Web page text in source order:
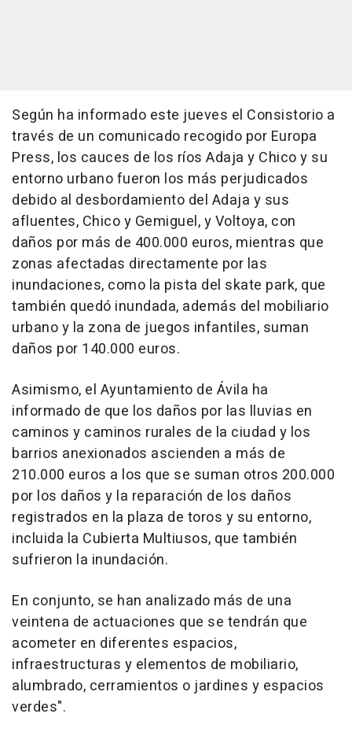
Según ha informado este jueves el Consistorio a
través de un comunicado recogido por Europa
Press, los cauces de los ríos Adaja y Chico y su
entorno urbano fueron los más perjudicados
debido al desbordamiento del Adaja y sus
afluentes, Chico y Gemiguel, y Voltoya, con
daños por más de 400.000 euros, mientras que
zonas afectadas directamente por las
inundaciones, como la pista del skate park, que
también quedó inundada, además del mobiliario
urbano y la zona de juegos infantiles, suman
daños por 140.000 euros.
Asimismo, el Ayuntamiento de Ávila ha
informado de que los daños por las lluvias en
caminos y caminos rurales de la ciudad y los
barrios anexionados ascienden a más de
210.000 euros a los que se suman otros 200.000
por los daños y la reparación de los daños
registrados en la plaza de toros y su entorno,
incluida la Cubierta Multiusos, que también
sufrieron la inundación.
En conjunto, se han analizado más de una
veintena de actuaciones que se tendrán que
acometer en diferentes espacios,
infraestructuras y elementos de mobiliario,
alumbrado, cerramientos o jardines y espacios
verdes".